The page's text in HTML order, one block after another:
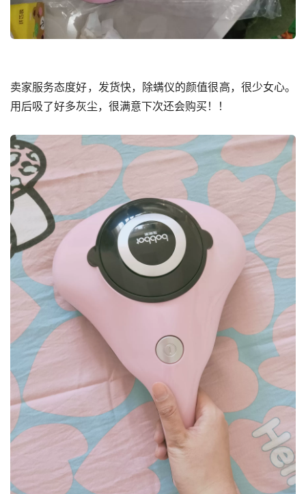
卖家服务态度好，发货快，除螨仪的颜值很高，很少女心。
用后吸了好多灰尘，很满意下次还会购买！！